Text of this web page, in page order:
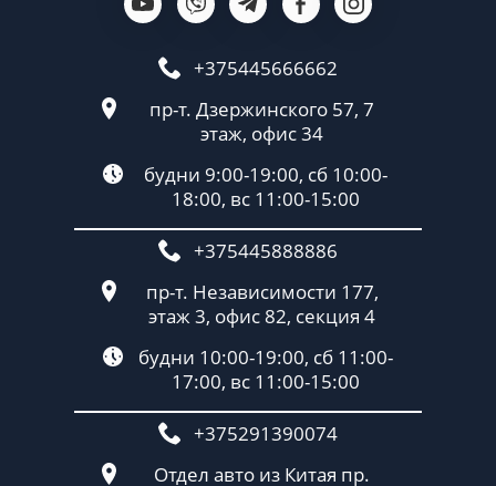
+375445666662
пр-т. Дзержинского 57, 7
этаж, офис 34
будни 9:00-19:00, сб 10:00-
18:00, вс 11:00-15:00
+375445888886
пр-т. Независимости 177,
этаж 3, офис 82, секция 4
будни 10:00-19:00, сб 11:00-
17:00, вс 11:00-15:00
+375291390074
Отдел авто из Китая пр.